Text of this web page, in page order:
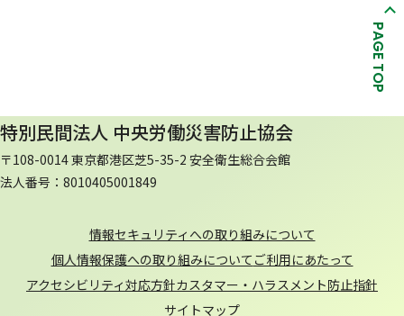
PAGE TOP
特別民間法人 中央労働災害防止協会
〒108-0014 東京都港区芝5-35-2 安全衛生総合会館
法人番号：8010405001849
情報セキュリティへの取り組みについて
個人情報保護への取り組みについて ご利用にあたって
アクセシビリティ対応方針カスタマー・ハラスメント防止指針
サイトマップ